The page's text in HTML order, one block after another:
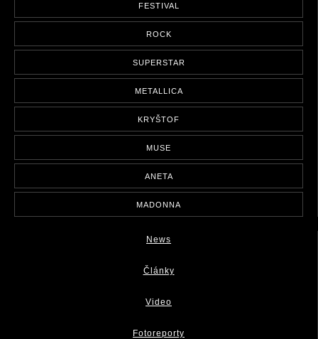
FESTIVAL
ROCK
SUPERSTAR
METALLICA
KRYŠTOF
MUSE
ANETA
MADONNA
News
Články
Video
Fotoreporty